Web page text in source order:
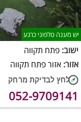
יש מענה טלפוני כרגע
ישוב: פתח תקווה
אזור: אזור פתח תקווה
052-9709141